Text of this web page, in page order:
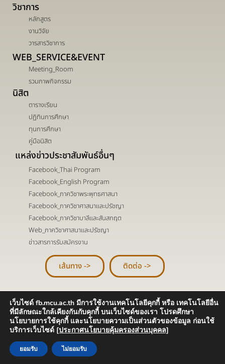
วิชาการ
หลักสูตร
งานวิจัย
วารสารวิชาการ
WEB_SERVICE&EVENT
Meeting_Room
รวมภาพกิจกรรม
นิสิต
ตารางเรียน
ปฏิทินการศึกษา
ทุนการศึกษา
คู่มือนิสิต
แหล่งข่าวประชาสัมพันธ์อื่นๆ
Facebook_Thai Program
Facebook_English Program
Facebook_ภาควิชาพระพุทธศาสนา
Facebook_ภาควิชาศาสนาและปรัชญา
Facebook_ภาควิชาบาลีและสันสกฤต
Web_ภาควิชาศาสนาและปรัชญา
ข่าวสารการรับสมัครงาน
เส้นทาง -> ติดต่อ ->
Copyright ©2025 Faculty of Buddhism. All rights reserved
เว็บไซด์ fb.mcu.ac.th มีการใช้งานเทคโนโลยีคุกกี้ หรือ เทคโนโลยีอื่น
ที่มีลักษณะใกล้เคียงกันกับคุกกี้ บนเว็บไซด์ของเรา โปรดศึกษา
นโยบายการใช้คุกกี้ และนโยบายความเป็นส่วนตัวของข้อมูล ก่อนใช้
บริการเว็บไซด์ [ประกาศนโยบายคุ้มครองส่วนบุคคล]
ยอมรับ ไม่ยอมรับ